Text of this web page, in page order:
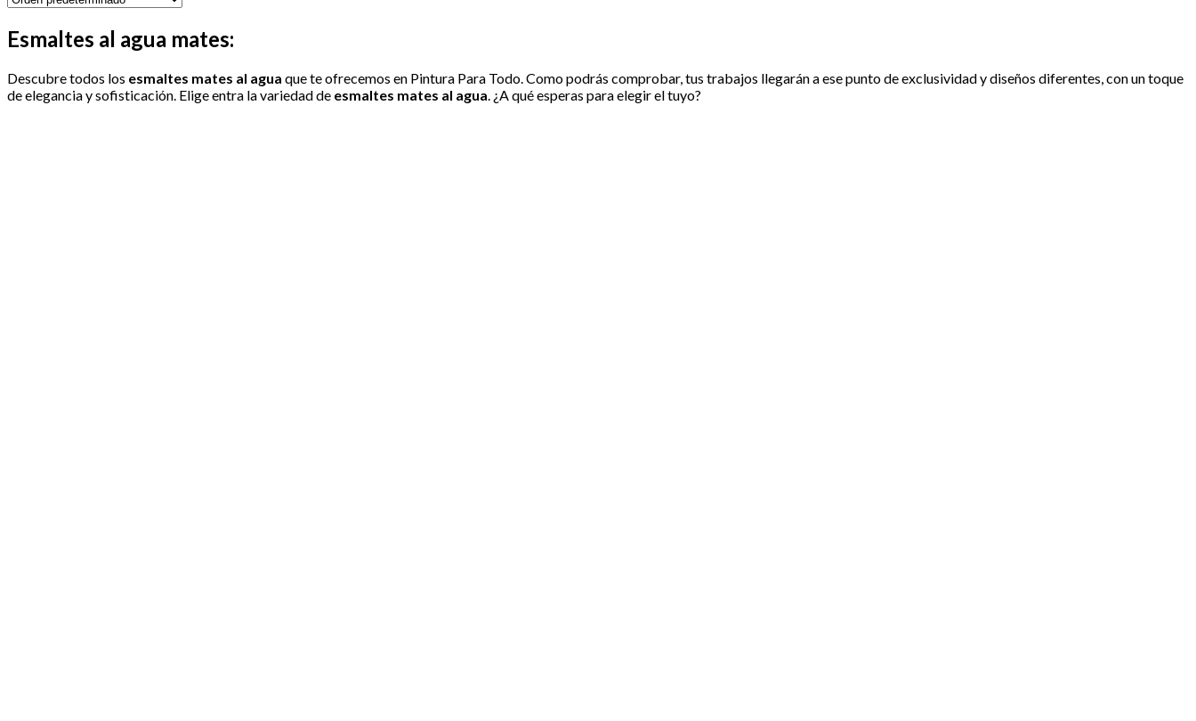
Esmaltes al agua mates:
Descubre todos los esmaltes mates al agua que te ofrecemos en Pintura Para Todo. Como podrás comprobar, tus trabajos llegarán a ese punto de exclusividad y diseños diferentes, con un toque
de elegancia y sofisticación. Elige entra la variedad de esmaltes mates al agua . ¿A qué esperas para elegir el tuyo?